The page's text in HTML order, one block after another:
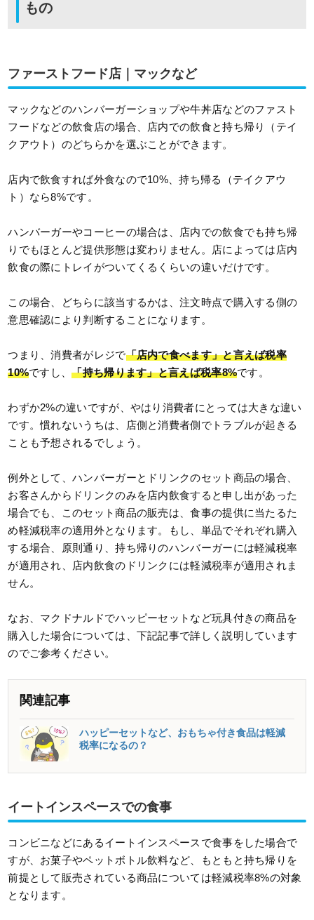
もの
ファーストフード店｜マックなど
マックなどのハンバーガーショップや牛丼店などのファスト
フードなどの飲食店の場合、店内での飲食と持ち帰り（テイ
クアウト）のどちらかを選ぶことができます。
店内で飲食すれば外食なので10%、持ち帰る（テイクアウ
ト）なら8%です。
ハンバーガーやコーヒーの場合は、店内での飲食でも持ち帰
りでもほとんど提供形態は変わりません。店によっては店内
飲食の際にトレイがついてくるくらいの違いだけです。
この場合、どちらに該当するかは、注文時点で購入する側の
意思確認により判断することになります。
つまり、消費者がレジで「店内で食べます」と言えば税率
10%ですし、「持ち帰ります」と言えば税率8%です。
わずか2%の違いですが、やはり消費者にとっては大きな違い
です。慣れないうちは、店側と消費者側でトラブルが起きる
ことも予想されるでしょう。
例外として、ハンバーガーとドリンクのセット商品の場合、
お客さんからドリンクのみを店内飲食すると申し出があった
場合でも、このセット商品の販売は、食事の提供に当たるた
め軽減税率の適用外となります。もし、単品でそれぞれ購入
する場合、原則通り、持ち帰りのハンバーガーには軽減税率
が適用され、店内飲食のドリンクには軽減税率が適用されま
せん。
なお、マクドナルドでハッピーセットなど玩具付きの商品を
購入した場合については、下記記事で詳しく説明しています
のでご参考ください。
関連記事
ハッピーセットなど、おもちゃ付き食品は軽減
税率になるの？
イートインスペースでの食事
コンビニなどにあるイートインスペースで食事をした場合で
すが、お菓子やペットボトル飲料など、もともと持ち帰りを
前提として販売されている商品については軽減税率8%の対象
となります。